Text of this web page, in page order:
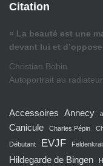
Citation
« La beauté est une
devant lui et
Christian Bobin
Autoportrait au
Accessoires Annecy
Canicule Charles Pépin
Débutant EVJF
Hildegarde de Bingen